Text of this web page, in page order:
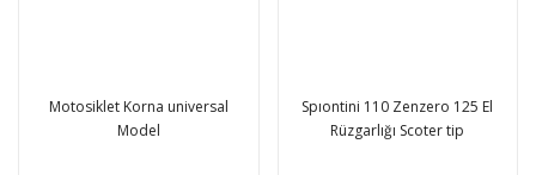
Motosiklet Korna universal
Model
Spıontini 110 Zenzero 125 El
Rüzgarlığı Scoter tip